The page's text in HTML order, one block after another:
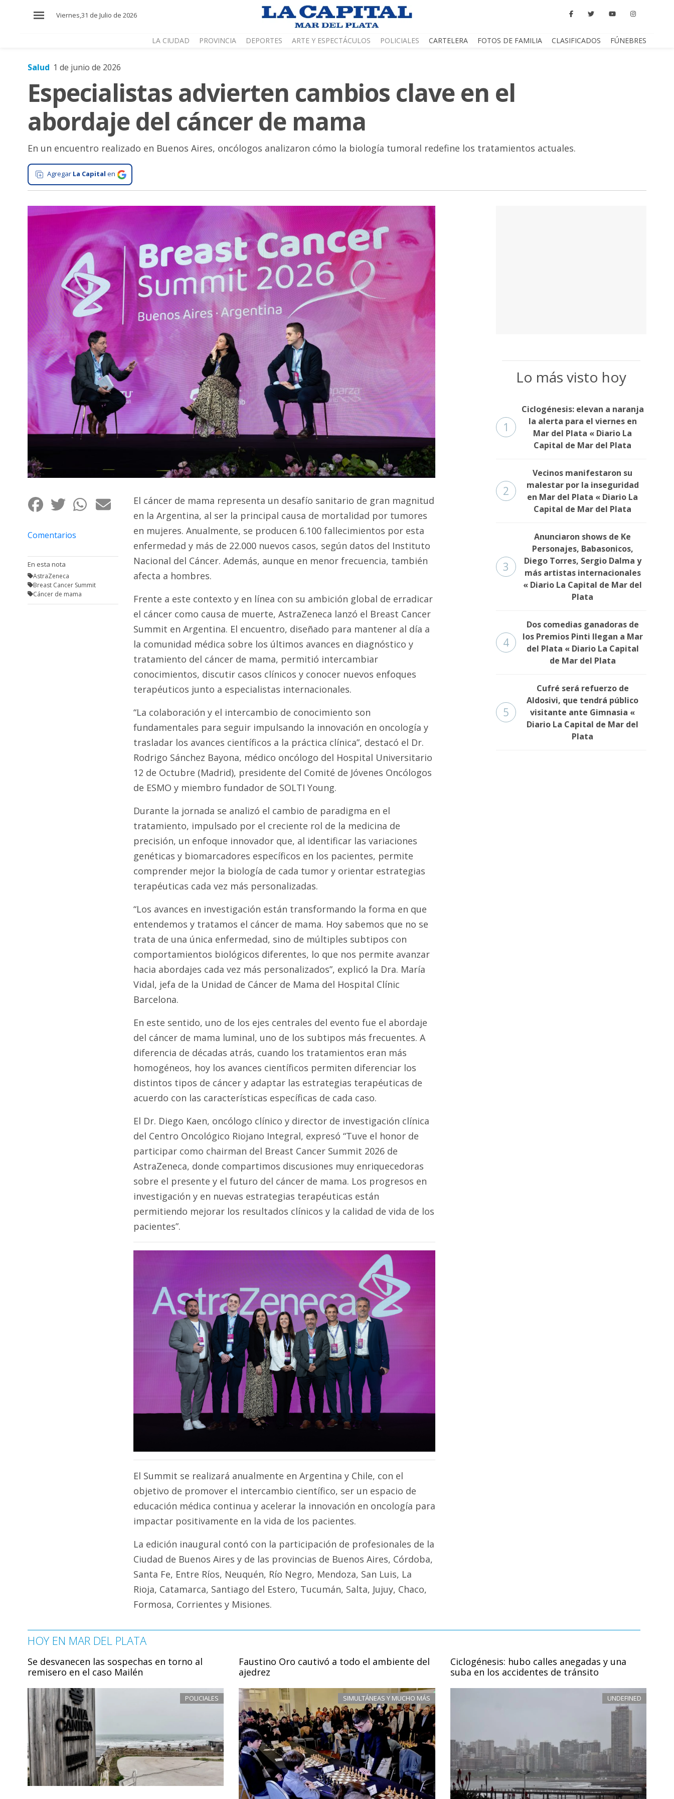
Viernes,31 de Julio de 2026
LA CIUDAD PROVINCIA DEPORTES ARTE Y ESPECTÁCULOS POLICIALES CARTELERA FOTOS DE FAMILIA CLASIFICADOS FÚNEBRES
Zona
Cultura
Tecnología
Salud
Ciudad
Deportes
Arte
Espectáculos
Policiales
Cartelera
Fotos
Familia
Clasificados
Salud 1 de junio de 2026
Especialistas advierten cambios clave en el
abordaje del cáncer de mama
En un encuentro realizado en Buenos Aires, oncólogos analizaron cómo la biología tumoral redefine los tratamientos actuales.
Agregar La Capital en
Comentarios
En esta nota
AstraZeneca
Breast Cancer Summit
Cáncer de mama
El cáncer de mama representa un desafío sanitario de gran magnitud
en la Argentina, al ser la principal causa de mortalidad por tumores
en mujeres. Anualmente, se producen 6.100 fallecimientos por esta
enfermedad y más de 22.000 nuevos casos, según datos del Instituto
Nacional del Cáncer. Además, aunque en menor frecuencia, también
afecta a hombres.
Frente a este contexto y en línea con su ambición global de erradicar
el cáncer como causa de muerte, AstraZeneca lanzó el Breast Cancer
Summit en Argentina. El encuentro, diseñado para mantener al día a
la comunidad médica sobre los últimos avances en diagnóstico y
tratamiento del cáncer de mama, permitió intercambiar
conocimientos, discutir casos clínicos y conocer nuevos enfoques
terapéuticos junto a especialistas internacionales.
“La colaboración y el intercambio de conocimiento son
fundamentales para seguir impulsando la innovación en oncología y
trasladar los avances científicos a la práctica clínica”, destacó el Dr.
Rodrigo Sánchez Bayona, médico oncólogo del Hospital Universitario
12 de Octubre (Madrid), presidente del Comité de Jóvenes Oncólogos
de ESMO y miembro fundador de SOLTI Young.
Durante la jornada se analizó el cambio de paradigma en el
tratamiento, impulsado por el creciente rol de la medicina de
precisión, un enfoque innovador que, al identificar las variaciones
genéticas y biomarcadores específicos en los pacientes, permite
comprender mejor la biología de cada tumor y orientar estrategias
terapéuticas cada vez más personalizadas.
“Los avances en investigación están transformando la forma en que
entendemos y tratamos el cáncer de mama. Hoy sabemos que no se
trata de una única enfermedad, sino de múltiples subtipos con
comportamientos biológicos diferentes, lo que nos permite avanzar
hacia abordajes cada vez más personalizados”, explicó la Dra. María
Vidal, jefa de la Unidad de Cáncer de Mama del Hospital Clínic
Barcelona.
En este sentido, uno de los ejes centrales del evento fue el abordaje
del cáncer de mama luminal, uno de los subtipos más frecuentes. A
diferencia de décadas atrás, cuando los tratamientos eran más
homogéneos, hoy los avances científicos permiten diferenciar los
distintos tipos de cáncer y adaptar las estrategias terapéuticas de
acuerdo con las características específicas de cada caso.
El Dr. Diego Kaen, oncólogo clínico y director de investigación clínica
del Centro Oncológico Riojano Integral, expresó “Tuve el honor de
participar como chairman del Breast Cancer Summit 2026 de
AstraZeneca, donde compartimos discusiones muy enriquecedoras
sobre el presente y el futuro del cáncer de mama. Los progresos en
investigación y en nuevas estrategias terapéuticas están
permitiendo mejorar los resultados clínicos y la calidad de vida de los
pacientes”.
El Summit se realizará anualmente en Argentina y Chile, con el
objetivo de promover el intercambio científico, ser un espacio de
educación médica continua y acelerar la innovación en oncología para
impactar positivamente en la vida de los pacientes.
La edición inaugural contó con la participación de profesionales de la
Ciudad de Buenos Aires y de las provincias de Buenos Aires, Córdoba,
Santa Fe, Entre Ríos, Neuquén, Río Negro, Mendoza, San Luis, La
Rioja, Catamarca, Santiago del Estero, Tucumán, Salta, Jujuy, Chaco,
Formosa, Corrientes y Misiones.
Lo más visto hoy
1
Ciclogénesis: elevan a naranja
la alerta para el viernes en
Mar del Plata « Diario La
Capital de Mar del Plata
2
Vecinos manifestaron su
malestar por la inseguridad
en Mar del Plata « Diario La
Capital de Mar del Plata
3
Anunciaron shows de Ke
Personajes, Babasonicos,
Diego Torres, Sergio Dalma y
más artistas internacionales
« Diario La Capital de Mar del
Plata
4
Dos comedias ganadoras de
los Premios Pinti llegan a Mar
del Plata « Diario La Capital
de Mar del Plata
5
Cufré será refuerzo de
Aldosivi, que tendrá público
visitante ante Gimnasia «
Diario La Capital de Mar del
Plata
HOY EN MAR DEL PLATA
Se desvanecen las sospechas en torno al
remisero en el caso Mailén
POLICIALES
Faustino Oro cautivó a todo el ambiente del
ajedrez
SIMULTÁNEAS Y MUCHO MÁS
Ciclogénesis: hubo calles anegadas y una
suba en los accidentes de tránsito
UNDEFINED